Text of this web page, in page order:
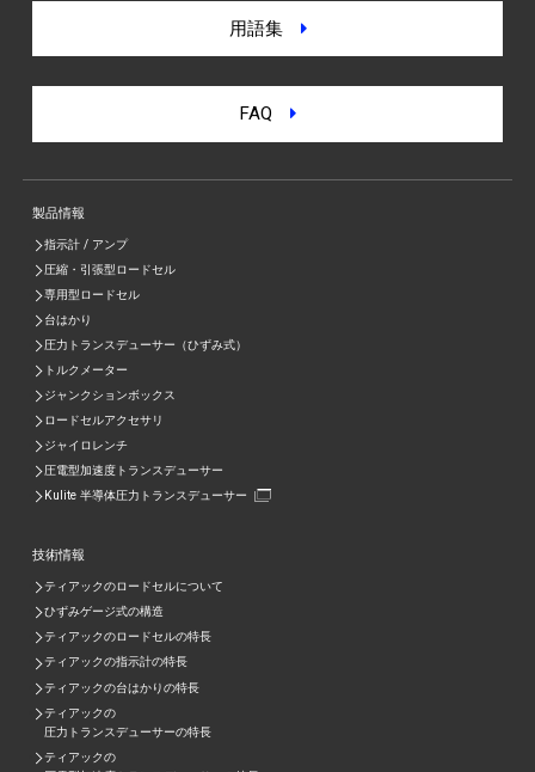
用語集
FAQ
製品情報
指示計 / アンプ
圧縮・引張型ロードセル
専用型ロードセル
台はかり
圧力トランスデューサー（ひずみ式）
トルクメーター
ジャンクションボックス
ロードセルアクセサリ
ジャイロレンチ
圧電型加速度トランスデューサー
Kulite 半導体圧力トランスデューサー
技術情報
ティアックのロードセルについて
ひずみゲージ式の構造
ティアックのロードセルの特長
ティアックの指示計の特長
ティアックの台はかりの特長
ティアックの
圧力トランスデューサーの特長
ティアックの